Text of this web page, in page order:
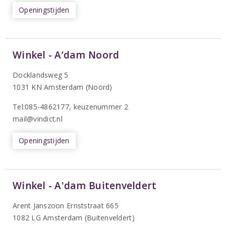
Openingstijden
Winkel - A’dam Noord
Docklandsweg 5
1031 KN Amsterdam (Noord)
Tel:085-4862177, keuzenummer 2
mail@vindict.nl
Openingstijden
Winkel - A'dam Buitenveldert
Arent Janszoon Ernststraat 665
1082 LG Amsterdam (Buitenveldert)